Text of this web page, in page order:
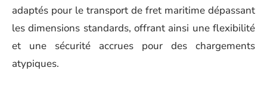
adaptés pour le transport de fret maritime dépassant
les dimensions standards, offrant ainsi une flexibilité
et une sécurité accrues pour des chargements
atypiques.